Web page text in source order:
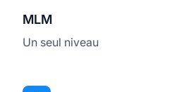
MLM
Un seul niveau